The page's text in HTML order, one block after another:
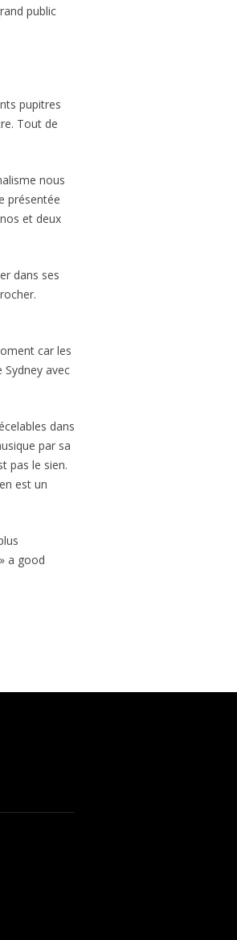
public
pupitres
Tout de
nous
présentée
et deux
dans ses
car les
Sydney avec
dans
par sa
pas le sien.
est un
a good